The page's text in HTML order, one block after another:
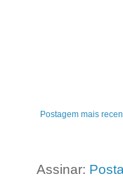
Postagem mais
Assinar: